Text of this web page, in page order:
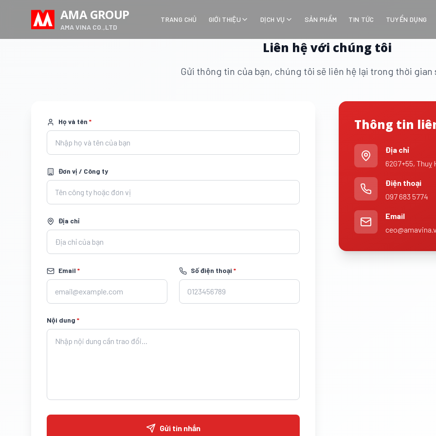
AMA GROUP
AMA VINA CO.,LTD
TRANG CHỦ GIỚI THIỆU DỊCH VỤ SẢN PHẨM TIN TỨC TUYỂN DỤNG
Liên hệ với chúng tôi
Gửi thông tin của bạn, chúng tôi sẽ liên hệ lại trong thời gian
Họ và tên *
Đơn vị / Công ty
Địa chỉ
Email * Số điện thoại *
Nội dung *
Gửi tin nhắn
Thông tin
Địa chỉ
62G7+55,
Điện thoại
097 683 5774
Email